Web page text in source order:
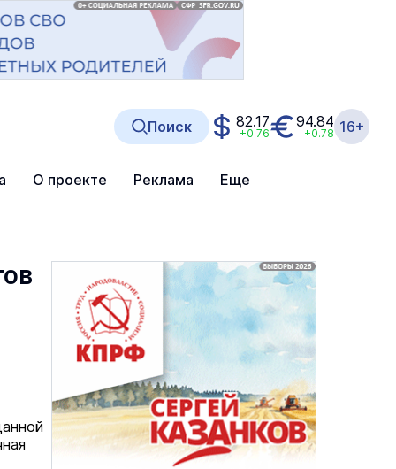
О проекте Реклама Еще
Поиск 82.17
+0.76
94.84
+0.78 16+